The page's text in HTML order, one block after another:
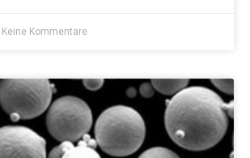
Keine Kommentare